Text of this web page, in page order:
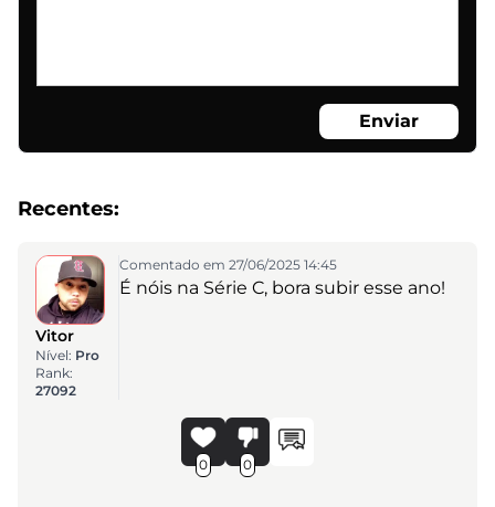
Enviar
Recentes:
Vitor
Nível: Pro
Rank:
27092
Comentado em 27/06/2025 14:45
É nóis na Série C, bora subir esse ano!
0 0